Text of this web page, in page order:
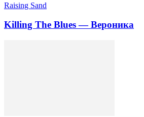
Raising Sand
Killing The Blues — Вероника